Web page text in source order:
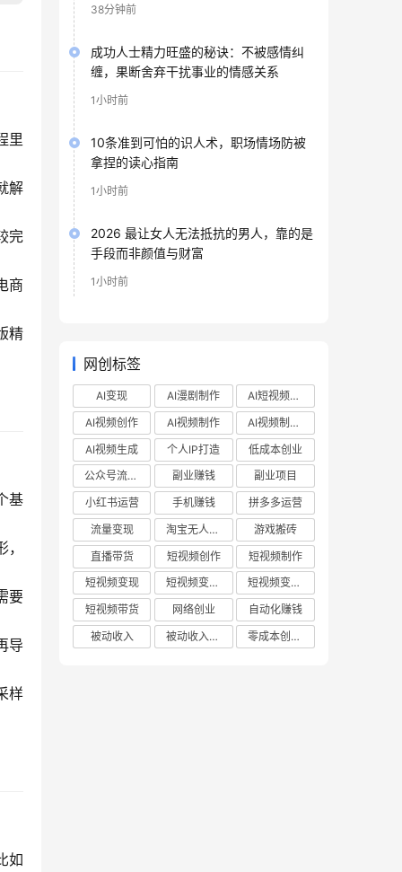
里
解
完
商
精
基
要
导
样
如
38分钟前
成功人士精力旺盛的秘诀：不被感情纠
缠，果断舍弃干扰事业的情感关系
1小时前
10条准到可怕的识人术，职场情场防被
拿捏的读心指南
1小时前
2026 最让女人无法抵抗的男人，靠的是
手段而非颜值与财富
1小时前
网创标签
AI变现 AI漫剧制作
AI短视频制作
AI视频创作
AI视频制作
AI视频制作教程
AI视频生成
个人IP打造
低成本创业
公众号流量主
副业赚钱
副业项目
小红书运营
手机赚钱
拼多多运营
流量变现
淘宝无人直播
游戏搬砖
直播带货
短视频创作
短视频制作
短视频变现
短视频变现技巧
短视频变现方法
短视频带货
网络创业
自动化赚钱
被动收入
被动收入项目 零成本创业项目